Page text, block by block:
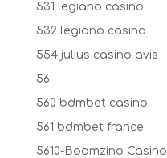
531 legiano casino
532 legiano casino
554 julius casino avis
56
560 bdmbet casino
561 bdmbet france
5610-Boomzino Casino